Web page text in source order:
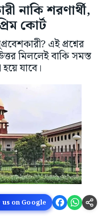
নাকি শরণার্থী,
কোর্ট
এই প্রশ্নের
মিললেই বাকি সমস্ত
যাবে।
on Google